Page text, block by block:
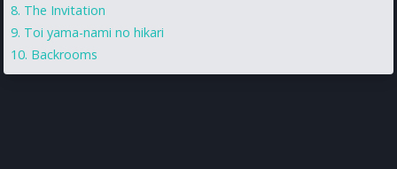
The Invitation
Toi yama-nami no hikari
Backrooms